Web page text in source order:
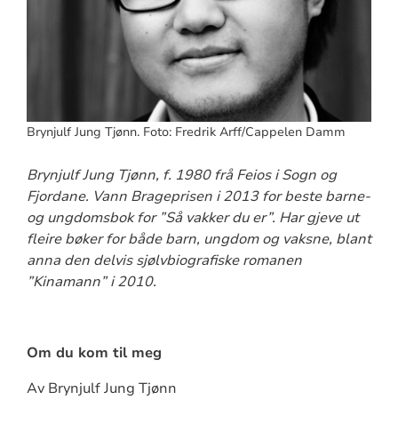
Brynjulf Jung Tjønn. Foto: Fredrik Arff/Cappelen Damm
Brynjulf Jung Tjønn, f. 1980 frå Feios i Sogn og
Fjordane. Vann Brageprisen i 2013 for beste barne-
og ungdomsbok for ”Så vakker du er”. Har gjeve ut
fleire bøker for både barn, ungdom og vaksne, blant
anna den delvis sjølvbiografiske romanen
”Kinamann” i 2010.
Om du kom til meg
Av Brynjulf Jung Tjønn